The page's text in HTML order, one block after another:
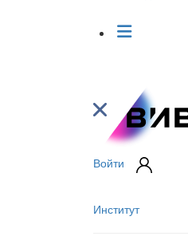
Войти
Институт